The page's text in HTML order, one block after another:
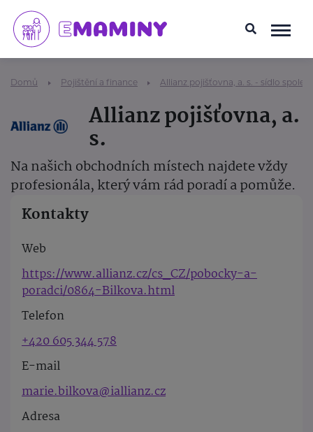
Domů Pojištění a finance Allianz pojišťovna, a. s. - sídlo
Allianz pojišťovna, a.
s.
Na našich obchodních místech najdete vždy
profesionála, který vám rád poradí a pomůže.
Kontakty
Web
https://www.allianz.cz/cs_CZ/pobocky-a-
poradci/0864-Bilkova.html
Telefon
+420 605 344 578
E-mail
marie.bilkova@iallianz.cz
Adresa